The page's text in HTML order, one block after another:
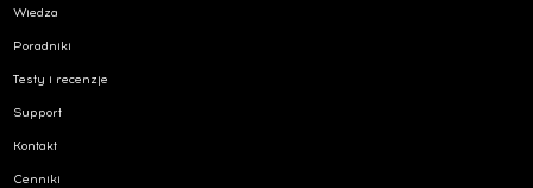
Wiedza
Poradniki
Testy i recenzje
Support
Kontakt
Cenniki